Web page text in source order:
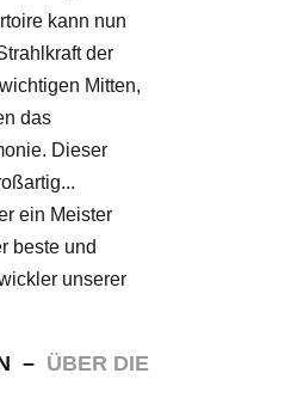
kann nun
der
Mitten,
das
Dieser
ein Meister
beste und
unserer
– ÜBER DIE